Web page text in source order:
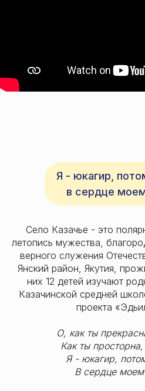
Я - юкагир,
в сердце
Село Казачье - это
летопись мужества,
верного служения
Янский район, Якутия,
них 12 детей изучают
Казачинской средней
проекта
О, как ты
Как ты
Я - юкагир,
В сердце